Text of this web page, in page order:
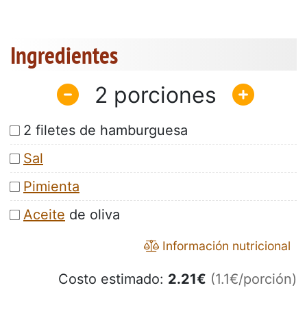
Ingredientes
2
2 filetes de hamburguesa
Sal
Pimienta
Aceite de oliva
Información nutricional
Costo estimado: 2.21€ (1.1€/porción)